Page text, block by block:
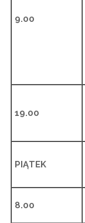
9.00
19.00
PIĄTEK
8.00